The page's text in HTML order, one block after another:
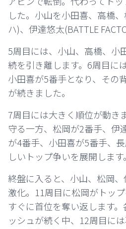
した。小山を小田喜、高橋
ハ)、伊達悠太(BATTLE
5周目には、小山、高橋、小
続を引き離します。6周目に
小田喜が5番手となり、その
が続きました。
7周目には大きく順位が動き
守る一方、松岡が2番手、伊
が4番手、小田喜が5番手、
しいトップ争いを展開します。
終盤に入ると、小山、松岡
激化。11周目に松岡がトッ
すぐに首位を奪い返します。
ッシュが続く中、 12周目に